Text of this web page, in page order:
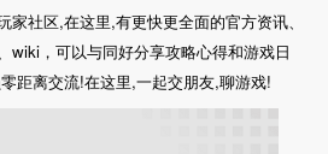
社区,在这里,有更快更全面的官方资讯、
wiki，可以与同好分享攻略心得和游戏日
距离交流!在这里,一起交朋友,聊游戏!